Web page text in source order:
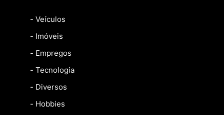
- Veículos
- Imóveis
- Empregos
- Tecnologia
- Diversos
- Hobbies